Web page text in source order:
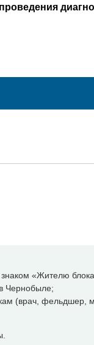
«Жителю
Чернобыле;
(врач, фельдшер,